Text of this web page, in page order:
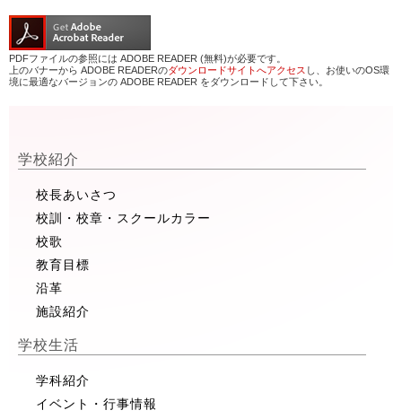
PDFファイルの参照には ADOBE READER (無料)が必要です。
上のバナーから ADOBE READERのダウンロードサイトへアクセス し、お使いのOS環
境に最適なバージョンの ADOBE READER をダウンロードして下さい。
学校紹介
校長あいさつ
校訓・校章・スクールカラー
校歌
教育目標
沿革
施設紹介
学校生活
学科紹介
イベント・行事情報